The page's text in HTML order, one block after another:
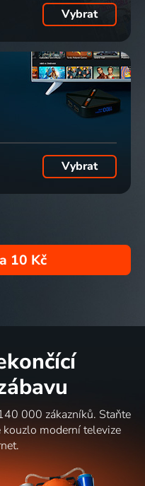
Vybrat
Vybrat
10 Kč
000 zákazníků. Staňte
kouzlo moderní televize